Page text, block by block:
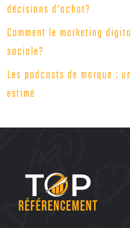
décisions d’achat?
Comment le marketing
sociale?
Les podcasts de marque :
estimé